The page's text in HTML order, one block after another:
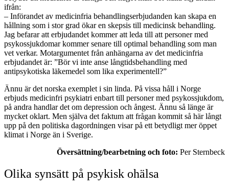
ifrån:
– Införandet av medicinfria behandlingserbjudanden kan skapa en
hållning som i stor grad ökar en skepsis till medicinsk behandling.
Jag befarar att erbjudandet kommer att leda till att personer med
psykossjukdomar kommer senare till optimal behandling som man
vet verkar. Motargumentet från anhängarna av det medicinfria
erbjudandet är: ”Bör vi inte anse långtidsbehandling med
antipsykotiska läkemedel som lika experimentell?”
Ännu är det norska exemplet i sin linda. På vissa håll i Norge
erbjuds medicinfri psykiatri enbart till personer med psykossjukdom,
på andra handlar det om depression och ångest. Ännu så länge är
mycket oklart. Men själva det faktum att frågan kommit så här långt
upp på den politiska dagordningen visar på ett betydligt mer öppet
klimat i Norge än i Sverige.
Översättning/bearbetning och foto: Per Sternbeck
Olika synsätt på psykisk ohälsa